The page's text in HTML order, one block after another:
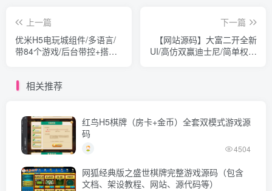
上一篇
优米H5电玩城组件/多语言/
带84个游戏/后台带控+搭建
下一篇
【网站源码】大富二开全新
UI/高仿双赢迪士尼/简单权限
相关推荐
红鸟H5棋牌（房卡+金币）全套双模式游戏源
码
4504
网狐经典版之盛世棋牌完整游戏源码（包含
文档、架设教程、网站、源代码等）